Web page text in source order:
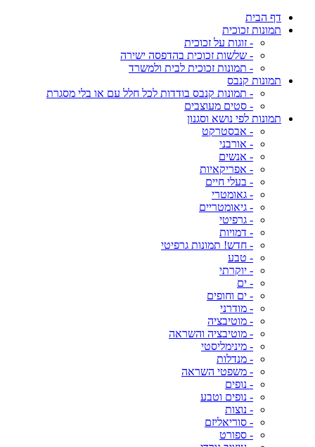
דף הבית
תמונות זכוכית
- זוגות על זכוכית
- שלשות זכוכית בהדפסה ישירה
- תמונות זכוכית לבית ולמשרד
תמונות קנבס
- תמונות קנבס בודדות לכל חלל עם או בלי מסגרת
- סטים מעוצבים
תמונות לפי נושא וסגנון
- אבסטרקט
- אורבני
- אנשים
- אפריקאיות
- בעלי חיים
- גאומטרי
- גיאומטריים
- גרפיטי
- דמויות
- חדש! תמונות גרפיטי
- טבע
- יוקרתי
- ים
- ים וחופים
- מודרני
- מוטיבציה
- מוטיבציה והשראה
- מינימליסטי
- מנדלות
- משפטי השראה
- נופים
- נופים וטבע
- נוצות
- סוריאליזם
- ספורט